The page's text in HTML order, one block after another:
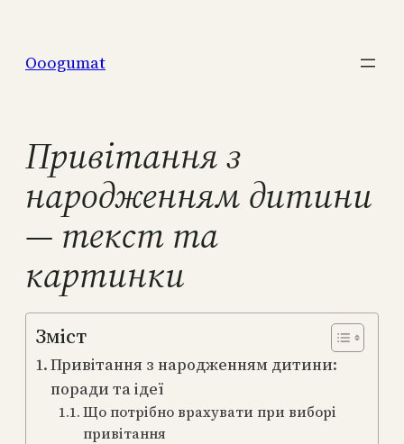
содержимому
Ooogumat
Привітання з
народженням дитини
— текст та
картинки
Зміст
Привітання з народженням дитини:
поради та ідеї
Що потрібно врахувати при виборі
привітання